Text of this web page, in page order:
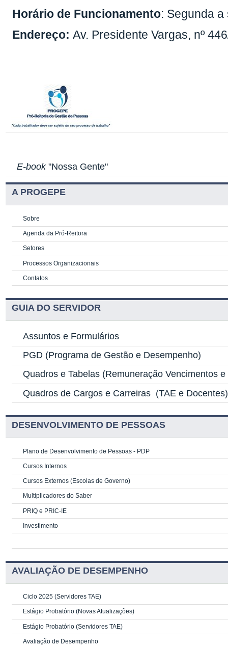
Horário de Funcionamento: Segunda
Endereço:Av. Presidente Vargas, nº
E-book"Nossa Gente"
A PROGEPE
Sobre
Agenda da Pró-Reitora
Setores
Processos Organizacionais
Contatos
GUIA DO SERVIDOR
Assuntos e Formulários
PGD (Programa de Gestão e Desempenho)
Quadros e Tabelas (Remuneração Vencimentos
Quadros de Cargos e Carreiras (TAE e Docentes)
DESENVOLVIMENTO DE PESSOAS
Plano de Desenvolvimento de Pessoas - PDP
Cursos Internos
Cursos Externos (Escolas de Governo)
Multiplicadores do Saber
PRIQ e PRIC-IE
Investimento
AVALIAÇÃO DE DESEMPENHO
Ciclo 2025 (Servidores TAE)
Estágio Probatório (Novas Atualizações)
Estágio Probatório (Servidores TAE)
Avaliação de Desempenho